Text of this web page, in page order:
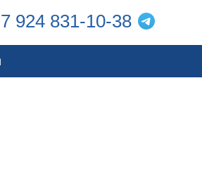
924 831-10-38